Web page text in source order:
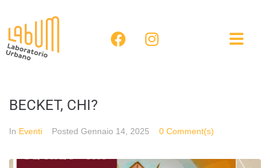
BECKET, CHI?
In Eventi Posted Gennaio 14, 2025 0 Comment(s)